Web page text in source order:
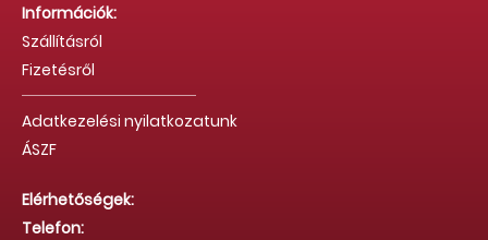
Információk:
Szállításról
Fizetésről
Adatkezelési nyilatkozatunk
ÁSZF
Elérhetőségek:
Telefon: